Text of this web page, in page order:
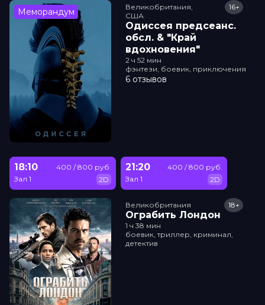
Меморандум
Великобритания,
США
Одиссея прeдсeанc.
обсл. & "Край
вдохновения"
16+
2 ч 52 мин
фэнтези, боевик, приключения
6 отзывов
18:10
Зал 1
400 / 800 руб.
2D
21:20
Зал 1
400 / 800 руб.
2D
Великобритания
Ограбить Лондон
18+
1 ч 38 мин
боевик, триллер, криминал,
детектив